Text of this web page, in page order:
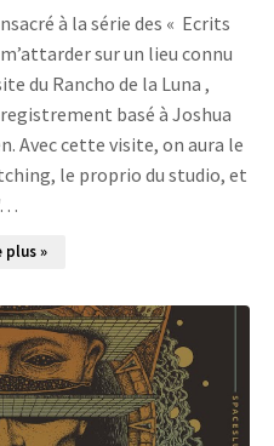
à la série des « Ecrits
sur un lieu connu
du Rancho de la Luna ,
basé à Joshua
Avec cette visite, on aura le
le proprio du studio, et
plus »